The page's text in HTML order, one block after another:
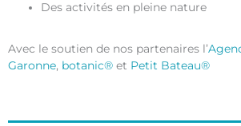
Des activités en pleine nature
Avec le soutien de nos partenaires l’
Garonne, botanic® et Petit Bateau®